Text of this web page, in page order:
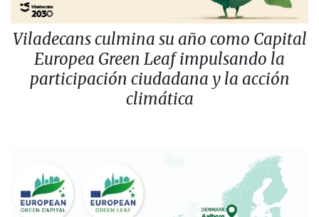
Viladecans culmina su año como Capital
Europea Green Leaf impulsando la
participación ciudadana y la acción
climática